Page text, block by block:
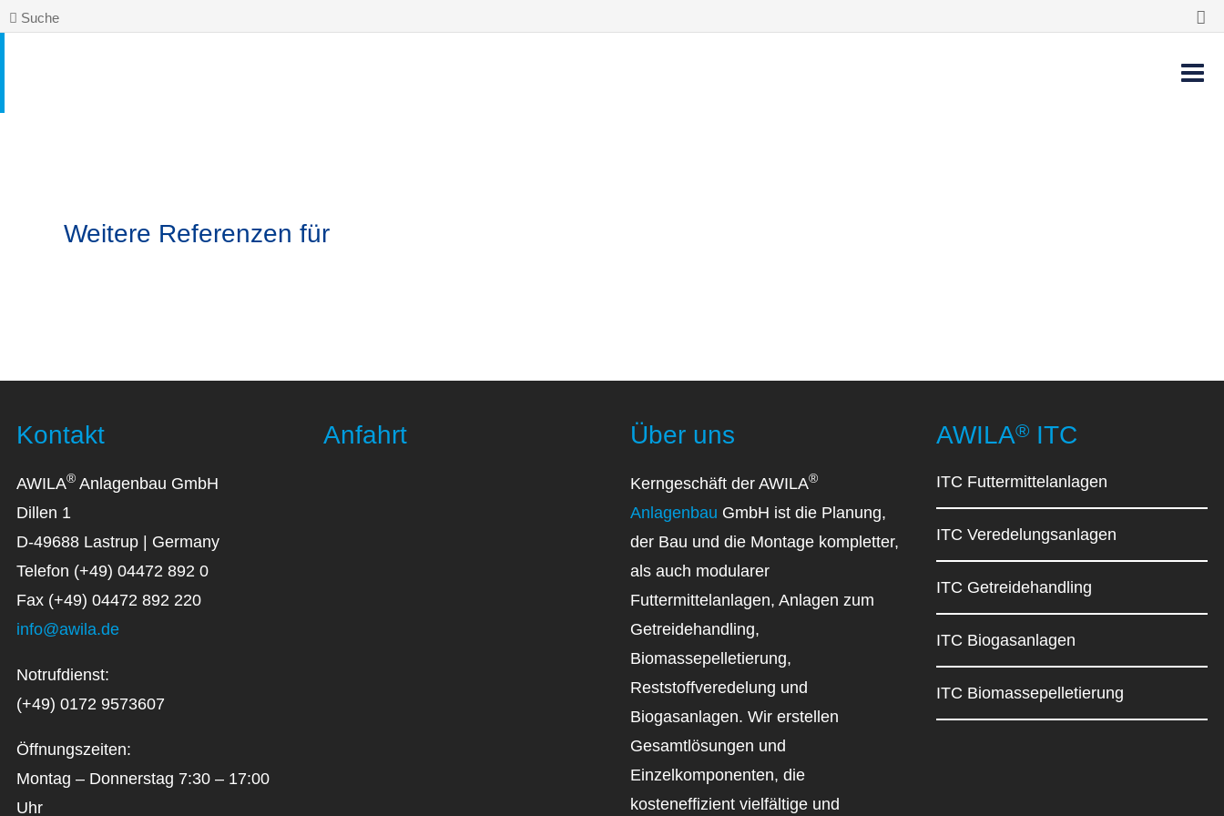
Suche
Weitere Referenzen für
Kontakt
AWILA® Anlagenbau GmbH
Dillen 1
D-49688 Lastrup | Germany
Telefon (+49) 04472 892 0
Fax (+49) 04472 892 220
info@awila.de
Notrufdienst:
(+49) 0172 9573607
Öffnungszeiten:
Montag – Donnerstag 7:30 – 17:00
Uhr
Anfahrt Über uns
Kerngeschäft der AWILA®
Anlagenbau GmbH ist die Planung,
der Bau und die Montage kompletter,
als auch modularer
Futtermittelanlagen, Anlagen zum
Getreidehandling,
Biomassepelletierung,
Reststoffveredelung und
Biogasanlagen. Wir erstellen
Gesamtlösungen und
Einzelkomponenten, die
kosteneffizient vielfältige und
AWILA® ITC
ITC Futtermittelanlagen
ITC Veredelungsanlagen
ITC Getreidehandling
ITC Biogasanlagen
ITC Biomassepelletierung